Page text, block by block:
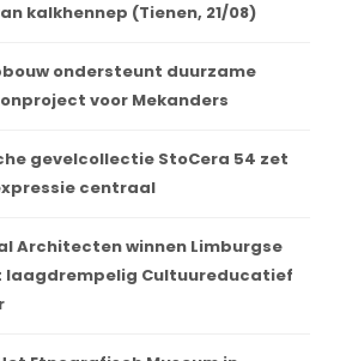
kalkhennep (Tienen, 21/08)
ondersteunt duurzame
voor Mekanders
gevelcollectie StoCera 54 zet
centraal
Architecten winnen Limburgse
laagdrempelig Cultuureducatief